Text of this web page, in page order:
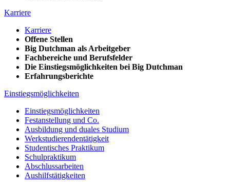
Karriere
Karriere
Offene Stellen
Big Dutchman als Arbeitgeber
Fachbereiche und Berufsfelder
Die Einstiegsmöglichkeiten bei Big Dutchman
Erfahrungsberichte
Einstiegsmöglichkeiten
Einstiegsmöglichkeiten
Festanstellung und Co.
Ausbildung und duales Studium
Werkstudierendentätigkeit
Studentisches Praktikum
Schulpraktikum
Abschlussarbeiten
Aushilfstätigkeiten